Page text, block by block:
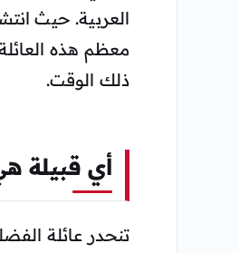
العربية. حيث
معظم هذه
ذلك الوقت.
أي قبيلة
تنحدر عائلة